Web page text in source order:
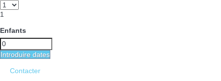
1
Enfants
Introduire dates
Contacter